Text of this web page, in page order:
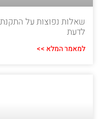
לדעת
למאמר המלא >>